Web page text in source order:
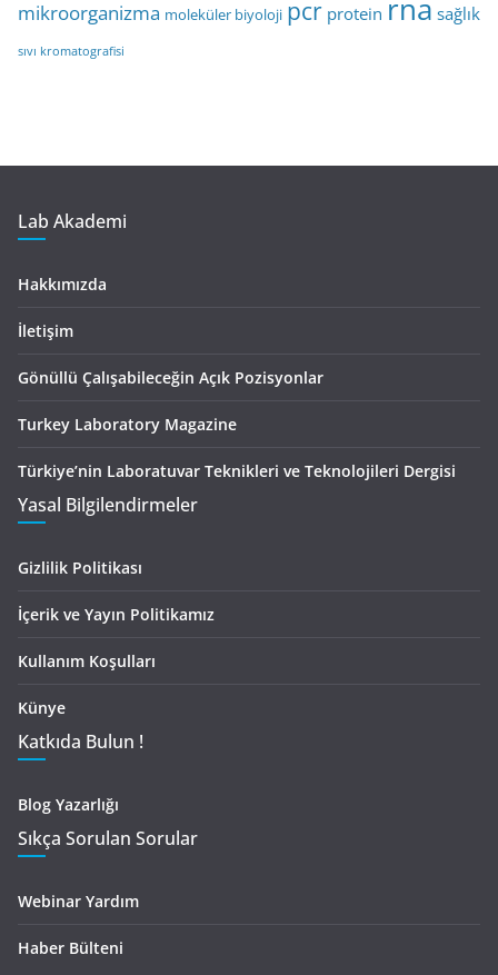
mikroorganizma moleküler biyoloji pcr protein rna sağlık
sıvı kromatografisi
Lab Akademi
Hakkımızda
İletişim
Gönüllü Çalışabileceğin Açık Pozisyonlar
Turkey Laboratory Magazine
Türkiye’nin Laboratuvar Teknikleri ve Teknolojileri Dergisi
Yasal Bilgilendirmeler
Gizlilik Politikası
İçerik ve Yayın Politikamız
Kullanım Koşulları
Künye
Katkıda Bulun !
Blog Yazarlığı
Sıkça Sorulan Sorular
Webinar Yardım
Haber Bülteni